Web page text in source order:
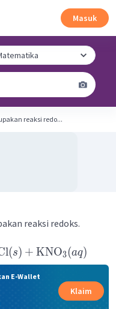
Masuk
reaksi redo...
reaksi redoks.
(s) + KNO3(aq)
E-Wallet
Klaim